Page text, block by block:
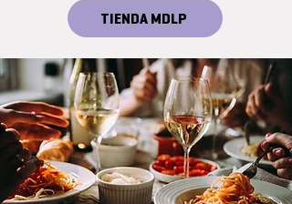
TIENDA MDLP